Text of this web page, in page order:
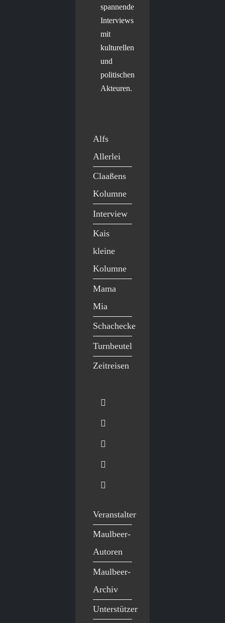
spannende
Interviews
mit
kulturellen
und
politischen
Akteuren.
Alfs
Allerlei
Claaßens
Kolumne
Interview
Kais
kleine
Kolumne
Mama
Mia
Schachecke
Turnbeutel
Zeitreisen
Veranstalter
Maulbeer-
Autoren
Maulbeer-
Archiv
Unterstützer